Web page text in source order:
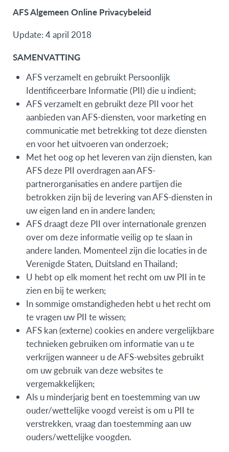
AFS Algemeen Online Privacybeleid
Update: 4 april 2018
SAMENVATTING
AFS verzamelt en gebruikt Persoonlijk
Identificeerbare Informatie (PII) die u indient;
AFS verzamelt en gebruikt deze PII voor het
aanbieden van AFS-diensten, voor marketing en
communicatie met betrekking tot deze diensten
en voor het uitvoeren van onderzoek;
Met het oog op het leveren van zijn diensten, kan
AFS deze PII overdragen aan AFS-
partnerorganisaties en andere partijen die
betrokken zijn bij de levering van AFS-diensten in
uw eigen land en in andere landen;
AFS draagt deze PII over internationale grenzen
over om deze informatie veilig op te slaan in
andere landen. Momenteel zijn die locaties in de
Verenigde Staten, Duitsland en Thailand;
U hebt op elk moment het recht om uw PII in te
zien en bij te werken;
In sommige omstandigheden hebt u het recht om
te vragen uw PII te wissen;
AFS kan (externe) cookies en andere vergelijkbare
technieken gebruiken om informatie van u te
verkrijgen wanneer u de AFS-websites gebruikt
om uw gebruik van deze websites te
vergemakkelijken;
Als u minderjarig bent en toestemming van uw
ouder/wettelijke voogd vereist is om u PII te
verstrekken, vraag dan toestemming aan uw
ouders/wettelijke voogden.